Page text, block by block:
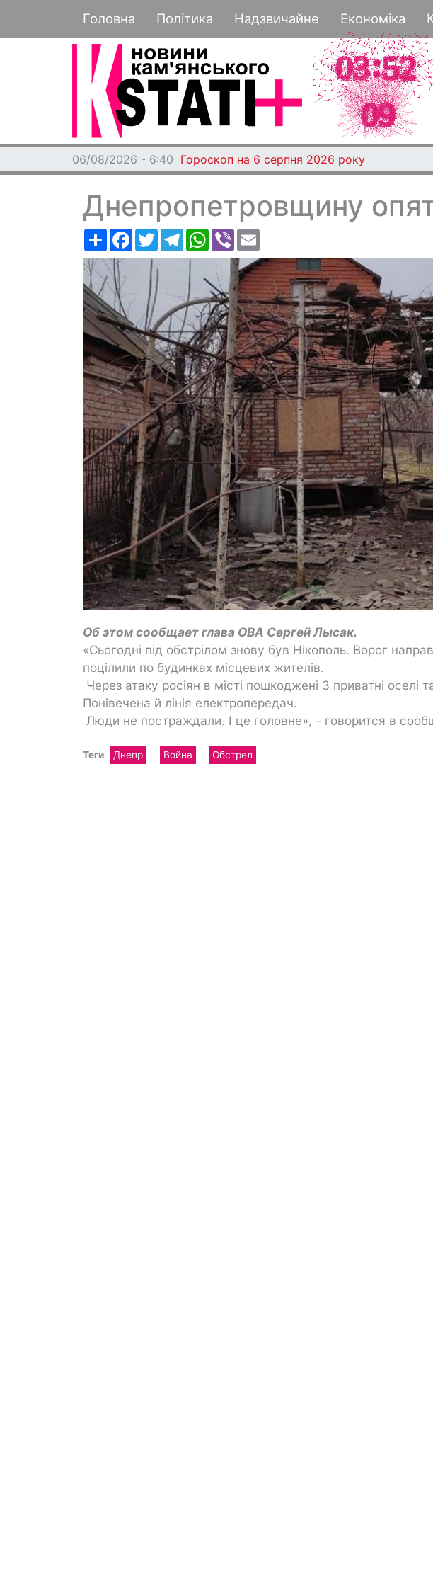
Основная навигация
Головна Політика Надзвичайне Економіка
06/08/2026 - 6:40 Гороскоп на 6 серпня 2026 року
Днепропетровщину
РесурсFacebook
TwitterTelegramWhatsApp
Viber
Об этом сообщает глава ОВА Сергей Лысак.
«Сьогодні під обстрілом знову був Нікополь. Ворог
поцілили по будинках місцевих жителів.
Через атаку росіян в місті пошкоджені 3 приватні оселі
Понівечена й лінія електропередач.
Люди не постраждали. І це головне», - говорится в
Теги Днепр Война Обстрел